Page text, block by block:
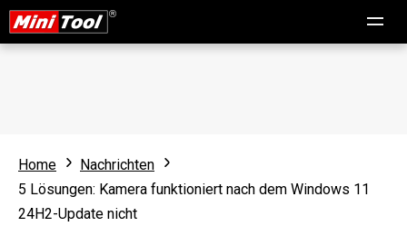
Home
Nachrichten
5 Lösungen: Kamera funktioniert nach dem Windows 11
24H2-Update nicht